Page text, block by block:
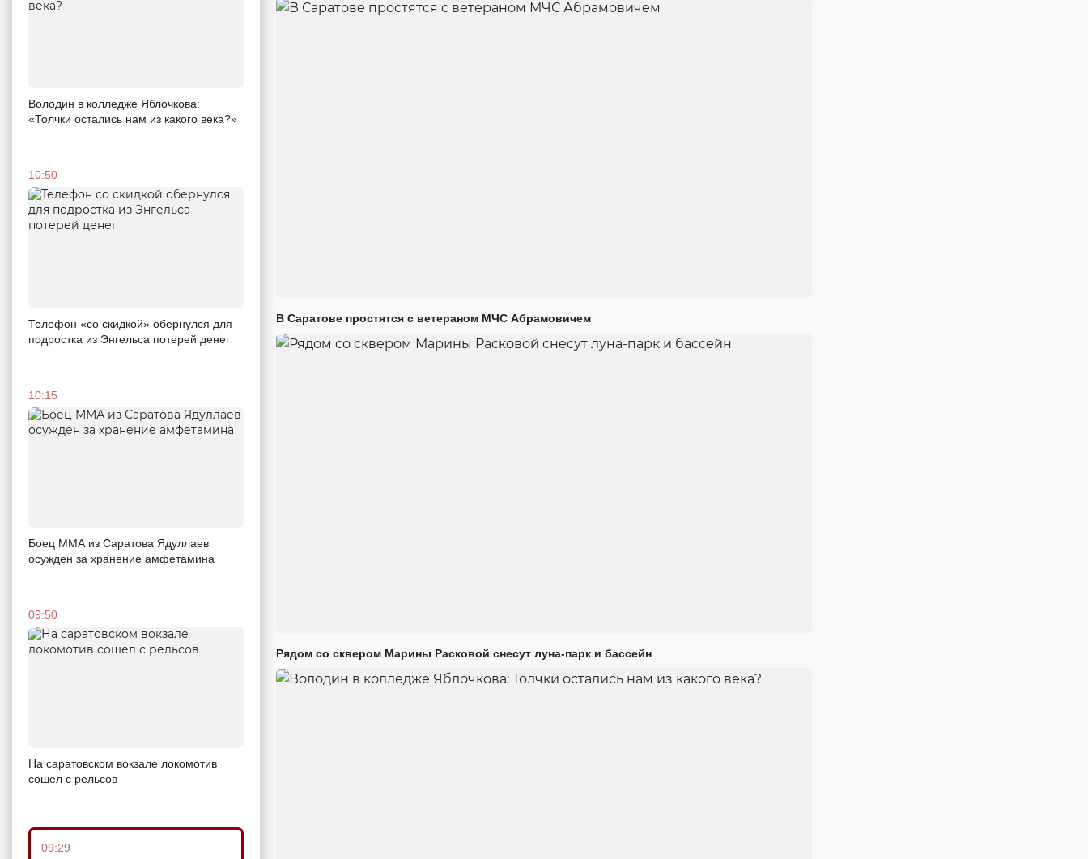
Володин в колледже Яблочкова:
«Толчки остались нам из какого века?»
10:50
Телефон «со скидкой» обернулся для
подростка из Энгельса потерей денег
10:15
Боец ММА из Саратова Ядуллаев
осужден за хранение амфетамина
09:50
На саратовском вокзале локомотив
сошел с рельсов
09:29
В Саратове простятся с ветераном МЧС Абрамовичем
Рядом со сквером Марины Расковой снесут луна-парк и бассейн